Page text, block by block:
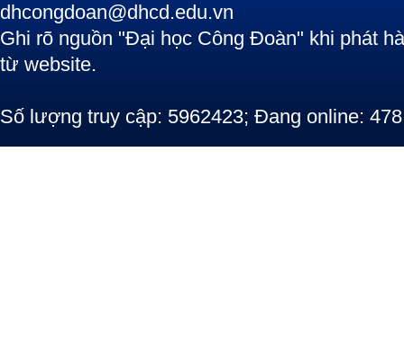
dhcongdoan@dhcd.edu.vn
Ghi rõ nguồn "Đại học Công Đoàn" khi phát
từ website.
Số lượng truy cập: 5962423; Đang online: 478